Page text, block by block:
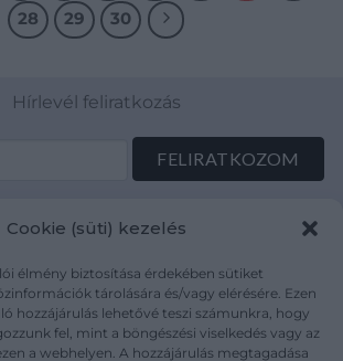
Cookie (süti) kezelés
élmény biztosítása érdekében sütiket
tárolására és/vagy elérésére. Ezen
hozzájárulás lehetővé teszi számunkra, hogy
fel, mint a böngészési viselkedés vagy az
a webhelyen. A hozzájárulás megtagadása
28
29 30
Hírlevél feliratkozás
tajekoztato/
Áraink
ÁSZF
Adatvédelem